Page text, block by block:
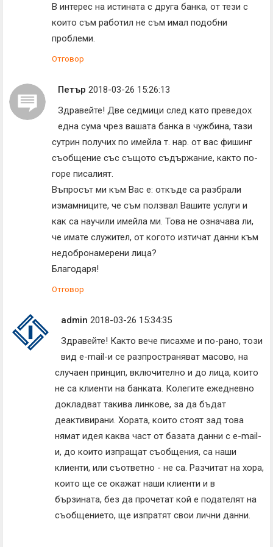
В интерес на истината с друга банка, от тези с
които съм работил не съм имал подобни
проблеми.
Отговор
Петър 2018-03-26 15:26:13
Здравейте! Две седмици след като преведох
една сума чрез вашата банка в чужбина, тази
сутрин получих по имейла т. нар. от вас фишинг
съобщение със същото съдържание, както по-
горе писалият.
Въпросът ми към Вас е: откъде са разбрали
измамниците, че съм ползвал Вашите услуги и
как са научили имейла ми. Това не означава ли,
че имате служител, от когото изтичат данни към
недобронамерени лица?
Благодаря!
Отговор
admin 2018-03-26 15:34:35
Здравейте! Както вече писахме и по-рано, този
вид е-mail-и се разпространяват масово, на
случаен принцип, включително и до лица, които
не са клиенти на банката. Колегите ежедневно
докладват такива линкове, за да бъдат
деактивирани. Хората, които стоят зад това
нямат идея каква част от базата данни с е-mail-
и, до които изпращат съобщения, са наши
клиенти, или съответно - не са. Разчитат на хора,
които ще се окажат наши клиенти и в
бързината, без да прочетат кой е подателят на
съобщението, ще изпратят свои лични данни.